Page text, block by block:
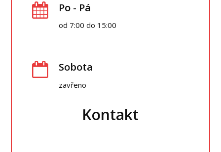
Po - Pá
od 7:00 do 15:00
Sobota
zavřeno
Kontakt